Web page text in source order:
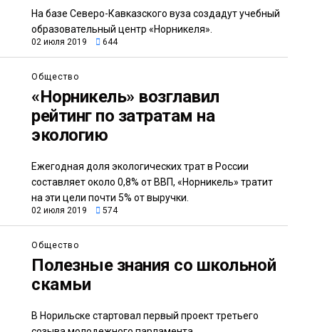
На базе Северо-Кавказского вуза создадут учебный
образовательный центр «Норникеля».
02 июля 2019 644
Общество
«Норникель» возглавил
рейтинг по затратам на
экологию
Ежегодная доля экологических трат в России
составляет около 0,8% от ВВП, «Норникель» тратит
на эти цели почти 5% от выручки.
02 июля 2019 574
Общество
Полезные знания со школьной
скамьи
В Норильске стартовал первый проект третьего